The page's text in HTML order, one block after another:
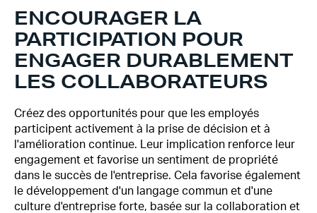
ENCOURAGER LA
PARTICIPATION POUR
ENGAGER DURABLEMENT
LES COLLABORATEURS
Créez des opportunités pour que les employés
participent activement à la prise de décision et à
l'amélioration continue. Leur implication renforce leur
engagement et favorise un sentiment de propriété
dans le succès de l'entreprise. Cela favorise également
le développement d'un langage commun et d'une
culture d'entreprise forte, basée sur la collaboration et